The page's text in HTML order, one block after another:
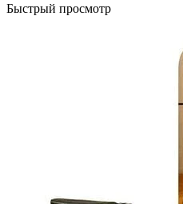
Быстрый просмотр